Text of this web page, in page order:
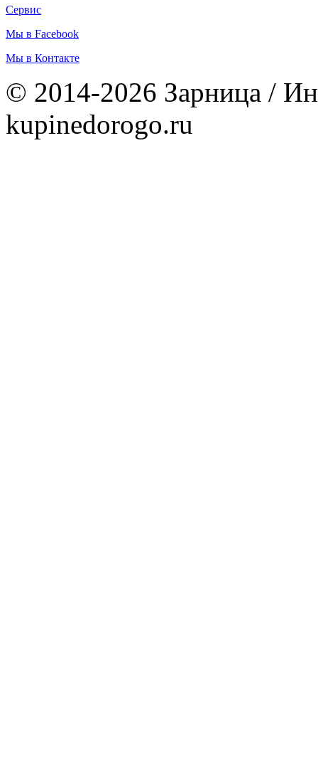
Сервис
Мы в Facebook
Мы в Контакте
© 2014-2026 Зарница /
kupinedorogo.ru